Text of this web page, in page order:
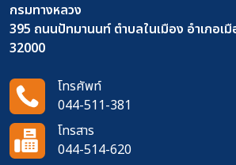
กรมทางหลวง
395 ถนนปัทมานนท์ ตำบลในเมือง อำเภอเ
32000
โทรศัพท์
044-511-381
โทรสาร
044-514-620